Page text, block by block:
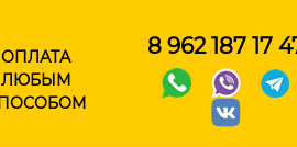
ОПЛАТА
ЛЮБЫМ
8 962 187 17